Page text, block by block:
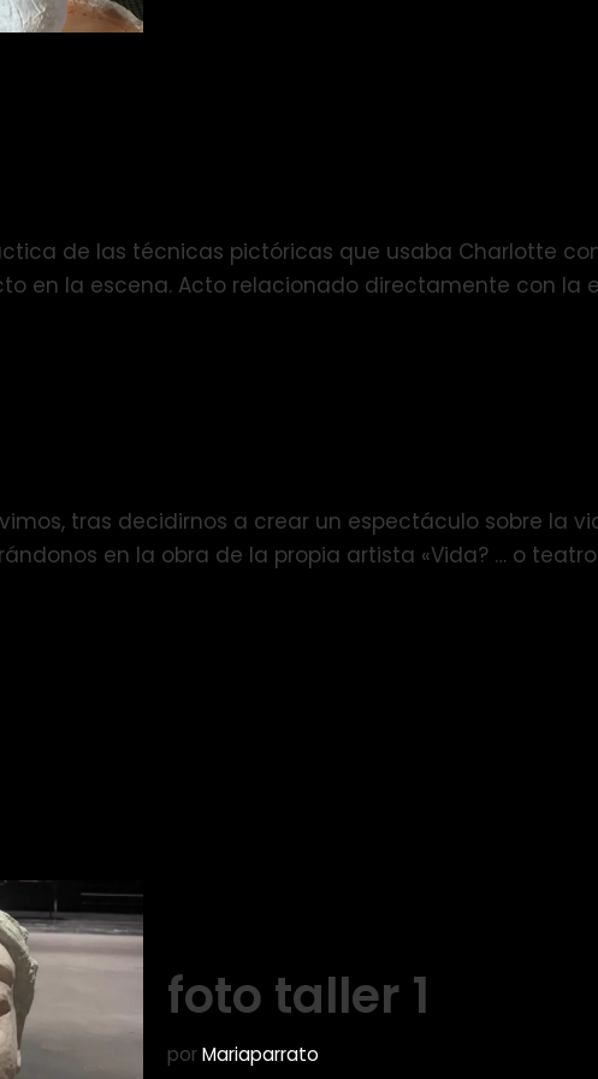
de las técnicas pictóricas que usaba Charlotte
en la escena. Acto relacionado directamente con la
tras decidirnos a crear un espectáculo sobre la
en la obra de la propia artista «Vida? … o
foto taller 1
porMariaparrato